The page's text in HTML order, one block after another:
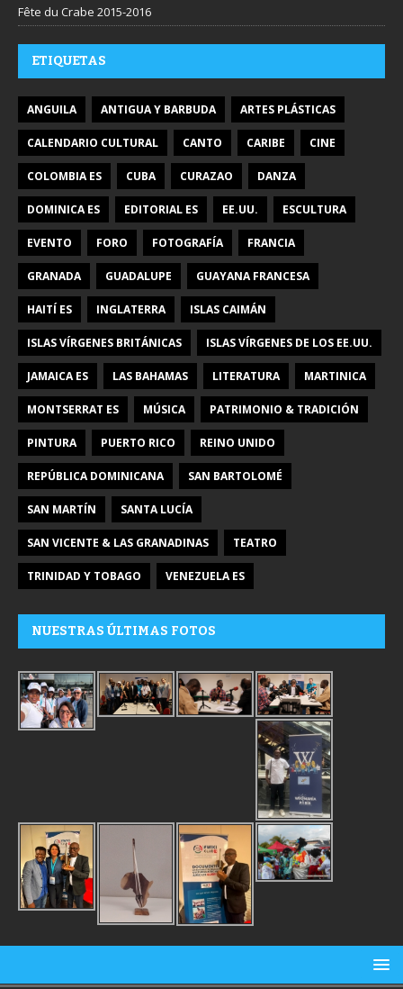
Fête du Crabe 2015-2016
ETIQUETAS
ANGUILA ANTIGUA Y BARBUDA ARTES PLÁSTICAS
CALENDARIO CULTURAL CANTO CARIBE CINE
COLOMBIA ES CUBA CURAZAO DANZA
DOMINICA ES EDITORIAL ES EE.UU. ESCULTURA
EVENTO FORO FOTOGRAFÍA FRANCIA
GRANADA GUADALUPE GUAYANA FRANCESA
HAITÍ ES INGLATERRA ISLAS CAIMÁN
ISLAS VÍRGENES BRITÁNICAS ISLAS VÍRGENES DE LOS EE.UU.
JAMAICA ES LAS BAHAMAS LITERATURA MARTINICA
MONTSERRAT ES MÚSICA PATRIMONIO & TRADICIÓN
PINTURA PUERTO RICO REINO UNIDO
REPÚBLICA DOMINICANA SAN BARTOLOMÉ
SAN MARTÍN SANTA LUCÍA
SAN VICENTE & LAS GRANADINAS TEATRO
TRINIDAD Y TOBAGO VENEZUELA ES
NUESTRAS ÚLTIMAS FOTOS